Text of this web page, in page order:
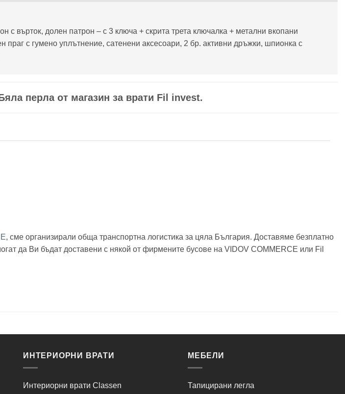
върток, долен патрон – с 3 ключа + скрита трета ключалка + метални вкопани
с гумено уплътнение, сатенени аксесоари, 2 бр. активни дръжки, шпионка с
перла от магазин за врати Fil invest.
, сме организирали обща транспортна логистика за цяла България. Доставяме безплатно
да Ви бъдат доставени с някой от фирмените бусове на VIDOV COMMERCE или Fil
ИНТЕРИОРНИ ВРАТИ
Интериорни врати Classen
МЕБЕЛИ
Тапицирани легла